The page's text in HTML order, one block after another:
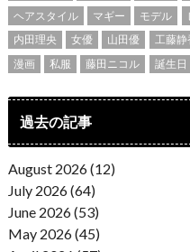
ヘアスタイル
マギー モデル
内田理央
女優 山田優 工藤静
漫画
私服 藤田ニコル 誕生日
過去の記事
August 2026 (12)
July 2026 (64)
June 2026 (53)
May 2026 (45)